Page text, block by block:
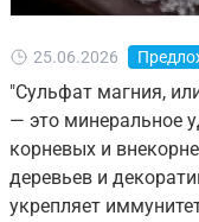
25.06.2026
"Сульфат магния,
— это минеральное
корневых и
деревьев и
укрепляет